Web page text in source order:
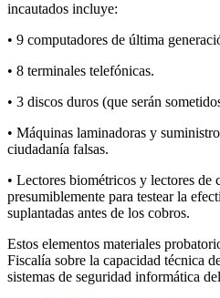
incautados incluye:
• 9 computadores de última
• 8 terminales telefónicas.
• 3 discos duros (que serán
• Máquinas laminadoras y
ciudadanía falsas.
• Lectores biométricos y lectores de
presumiblemente para testear la
suplantadas antes de los cobros.
Estos elementos materiales
Fiscalía sobre la capacidad técnica
sistemas de seguridad informática